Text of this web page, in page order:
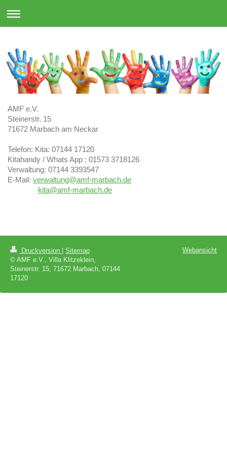
AMF e.V.
Steinerstr. 15
71672 Marbach am Neckar
Telefon: Kita: 07144 17120
Kitahandy / Whats App : 01573 3718126
Verwaltung: 07144 3393547
E-Mail: verwaltung@amf-marbach.de
kita@amf-marbach.de
Druckversion | Sitemap
© AMF e.V., Villa Klitzeklein,
Steinerstr. 15, 71672 Marbach, 07144
17120
Webansicht